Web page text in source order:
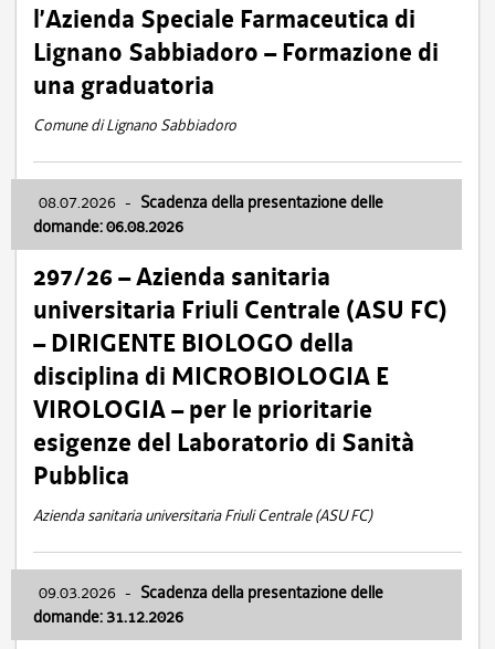
l’Azienda Speciale Farmaceutica di
Lignano Sabbiadoro – Formazione di
una graduatoria
Comune di Lignano Sabbiadoro
08.07.2026 - Scadenza della presentazione delle
domande: 06.08.2026
297/26 – Azienda sanitaria
universitaria Friuli Centrale (ASU FC)
– DIRIGENTE BIOLOGO della
disciplina di MICROBIOLOGIA E
VIROLOGIA – per le prioritarie
esigenze del Laboratorio di Sanità
Pubblica
Azienda sanitaria universitaria Friuli Centrale (ASU FC)
09.03.2026 - Scadenza della presentazione delle
domande: 31.12.2026